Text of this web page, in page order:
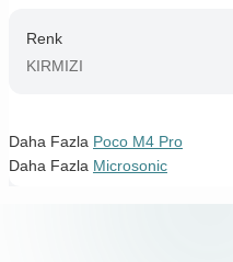
Renk
KIRMIZI
Daha Fazla Poco M4 Pro
Daha Fazla Microsonic